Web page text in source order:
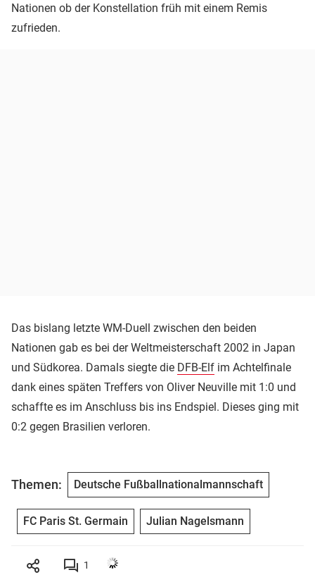
Nationen ob der Konstellation früh mit einem Remis
zufrieden.
Das bislang letzte WM-Duell zwischen den beiden
Nationen gab es bei der Weltmeisterschaft 2002 in Japan
und Südkorea. Damals siegte die DFB-Elf im Achtelfinale
dank eines späten Treffers von Oliver Neuville mit 1:0 und
schaffte es im Anschluss bis ins Endspiel. Dieses ging mit
0:2 gegen Brasilien verloren.
Themen: Deutsche Fußballnationalmannschaft
FC Paris St. Germain Julian Nagelsmann
1